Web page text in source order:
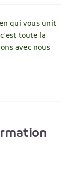
qui vous unit
toute la
avec nous